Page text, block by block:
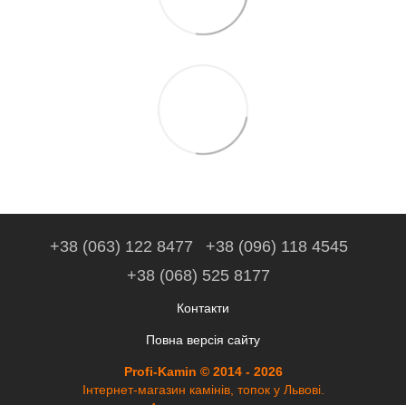
+38 (063) 122 8477
+38 (096) 118 4545
+38 (068) 525 8177
Контакти
Повна версія сайту
Profi-Kamin © 2014 - 2026
Інтернет-магазин камінів, топок у Львові.